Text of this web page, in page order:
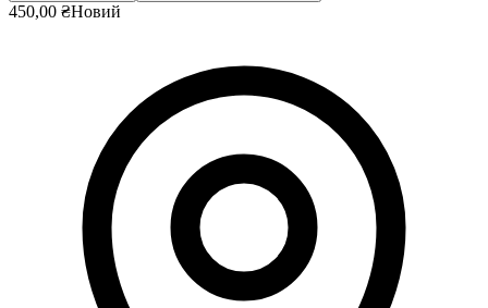
450,00 ₴Новий